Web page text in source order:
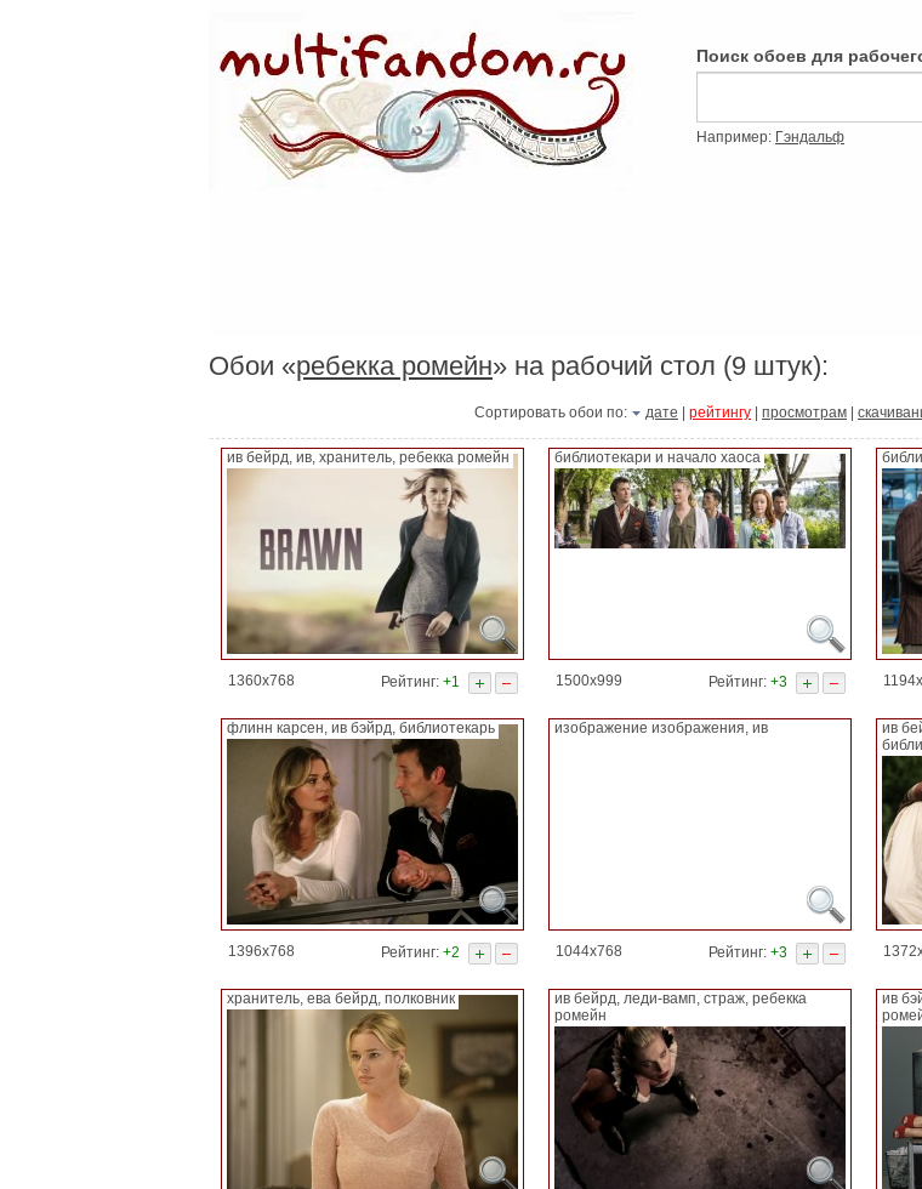
Поиск обоев для
Например: Гэндальф
Обои «ребекка ромейн» на рабочий стол (9 штук):
Сортировать обои по: дате рейтингу просмотрам
ив бейрд, ив, хранитель, ребекка ромейн
1360x768 Рейтинг: +1
библиотекари и начало хаоса
1500x999 Рейтинг: +3
флинн карсен, ив бэйрд, библиотекарь
1396x768 Рейтинг: +2
изображение изображения, ив
1044x768 Рейтинг: +3
ив
хранитель, ева бейрд, полковник
ив бейрд, леди-вамп, страж, ребекка
ромейн
ив